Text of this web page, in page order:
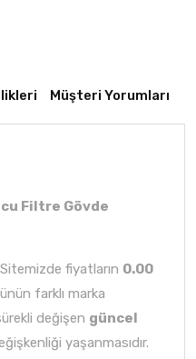
Müşteri Yorumları
Filtre Gövde
Sitemizde fiyatların 0.00
farklı marka
değişen güncel
yaşanmasıdır.